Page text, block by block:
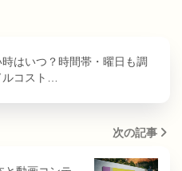
はいつ？時間帯・曜日も調
コスト…
次の記事